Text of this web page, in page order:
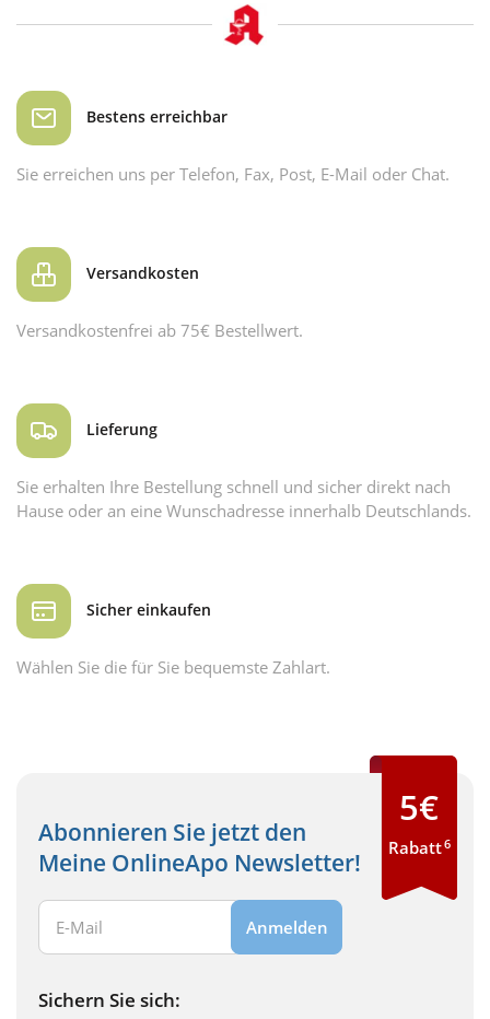
Bestens erreichbar
Sie erreichen uns per Telefon, Fax, Post, E-Mail oder Chat.
Versandkosten
Versandkostenfrei ab 75€ Bestellwert.
Lieferung
Sie erhalten Ihre Bestellung schnell und sicher direkt nach
Hause oder an eine Wunschadresse innerhalb Deutschlands.
Sicher einkaufen
Wählen Sie die für Sie bequemste Zahlart.
Abonnieren Sie jetzt den
Meine OnlineApo Newsletter!
Ihre E-Mail Adresse:
Anmelden
Sichern Sie sich:
5€
Rabatt6